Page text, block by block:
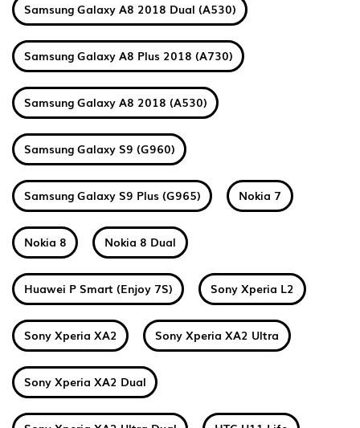
Samsung Galaxy A8 2018 Dual (A530)
Samsung Galaxy A8 Plus 2018 (A730)
Samsung Galaxy A8 2018 (A530)
Samsung Galaxy S9 (G960)
Samsung Galaxy S9 Plus (G965) Nokia 7
Nokia 8 Nokia 8 Dual
Huawei P Smart (Enjoy 7S) Sony Xperia L2
Sony Xperia XA2 Sony Xperia XA2 Ultra
Sony Xperia XA2 Dual